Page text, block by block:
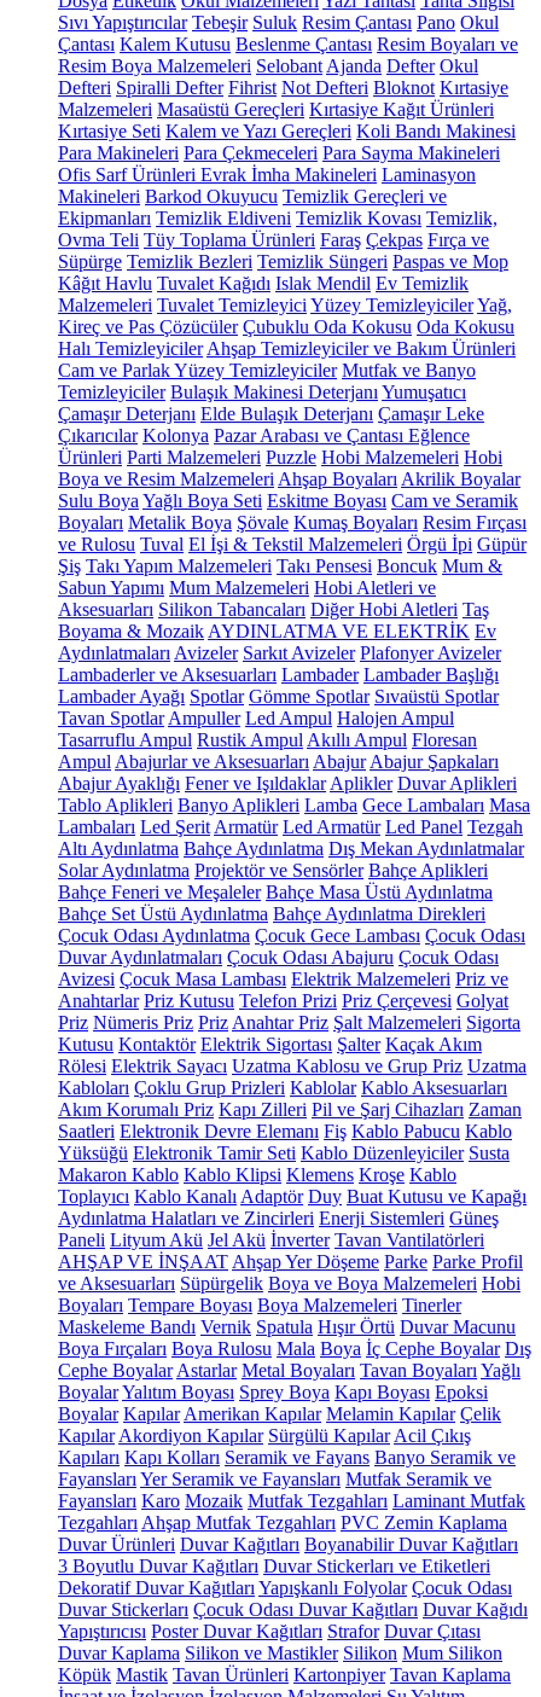
Sıvı Yapıştırıcılar Tebeşir Suluk Resim Çantası Pano Okul
Çantası Kalem Kutusu Beslenme Çantası Resim Boyaları ve
Resim Boya Malzemeleri Selobant Ajanda Defter Okul
Defteri Spiralli Defter Fihrist Not Defteri Bloknot Kırtasiye
Malzemeleri Masaüstü Gereçleri Kırtasiye Kağıt Ürünleri
Kırtasiye Seti Kalem ve Yazı Gereçleri Koli Bandı Makinesi
Para Makineleri Para Çekmeceleri Para Sayma Makineleri
Ofis Sarf Ürünleri Evrak İmha Makineleri Laminasyon
Makineleri Barkod Okuyucu Temizlik Gereçleri ve
Ekipmanları Temizlik Eldiveni Temizlik Kovası Temizlik,
Ovma Teli Tüy Toplama Ürünleri Faraş Çekpas Fırça ve
Süpürge Temizlik Bezleri Temizlik Süngeri Paspas ve Mop
Kâğıt Havlu Tuvalet Kağıdı Islak Mendil Ev Temizlik
Malzemeleri Tuvalet Temizleyici Yüzey TemizleyicilerYağ,
Kireç ve Pas Çözücüler Çubuklu Oda Kokusu Oda Kokusu
Halı Temizleyiciler Ahşap Temizleyiciler ve Bakım Ürünleri
Cam ve Parlak Yüzey Temizleyiciler Mutfak ve Banyo
Temizleyiciler Bulaşık Makinesi Deterjanı Yumuşatıcı
Çamaşır Deterjanı Elde Bulaşık Deterjanı Çamaşır Leke
Çıkarıcılar Kolonya Pazar Arabası ve Çantası Eğlence
Ürünleri Parti Malzemeleri Puzzle Hobi Malzemeleri Hobi
Boya ve Resim Malzemeleri Ahşap Boyaları Akrilik Boyalar
Sulu Boya Yağlı Boya Seti Eskitme Boyası Cam ve Seramik
Boyaları Metalik Boya Şövale Kumaş Boyaları Resim Fırçası
ve Rulosu Tuval El İşi & Tekstil Malzemeleri Örgü İpi Güpür
Şiş Takı Yapım Malzemeleri Takı Pensesi Boncuk Mum &
Sabun Yapımı Mum Malzemeleri Hobi Aletleri ve
Aksesuarları Silikon Tabancaları Diğer Hobi Aletleri Taş
Boyama & Mozaik AYDINLATMA VE ELEKTRİK Ev
Aydınlatmaları Avizeler Sarkıt Avizeler Plafonyer Avizeler
Lambaderler ve Aksesuarları Lambader Lambader Başlığı
Lambader Ayağı Spotlar Gömme Spotlar Sıvaüstü Spotlar
Tavan Spotlar Ampuller Led Ampul Halojen Ampul
Tasarruflu Ampul Rustik Ampul Akıllı Ampul Floresan
Ampul Abajurlar ve Aksesuarları Abajur Abajur Şapkaları
Abajur Ayaklığı Fener ve Işıldaklar Aplikler Duvar Aplikleri
Tablo Aplikleri Banyo Aplikleri Lamba Gece Lambaları Masa
Lambaları Led Şerit Armatür Led Armatür Led Panel Tezgah
Altı Aydınlatma Bahçe Aydınlatma Dış Mekan Aydınlatmalar
Solar Aydınlatma Projektör ve Sensörler Bahçe Aplikleri
Bahçe Feneri ve Meşaleler Bahçe Masa Üstü Aydınlatma
Bahçe Set Üstü Aydınlatma Bahçe Aydınlatma Direkleri
Çocuk Odası Aydınlatma Çocuk Gece Lambası Çocuk Odası
Duvar Aydınlatmaları Çocuk Odası Abajuru Çocuk Odası
Avizesi Çocuk Masa Lambası Elektrik Malzemeleri Priz ve
Anahtarlar Priz Kutusu Telefon Prizi Priz Çerçevesi Golyat
Priz Nümeris Priz Priz Anahtar Priz Şalt Malzemeleri Sigorta
Kutusu Kontaktör Elektrik Sigortası Şalter Kaçak Akım
Rölesi Elektrik Sayacı Uzatma Kablosu ve Grup Priz Uzatma
Kabloları Çoklu Grup Prizleri Kablolar Kablo Aksesuarları
Akım Korumalı Priz Kapı Zilleri Pil ve Şarj Cihazları Zaman
Saatleri Elektronik Devre Elemanı Fiş Kablo Pabucu Kablo
Yüksüğü Elektronik Tamir Seti Kablo Düzenleyiciler Susta
Makaron Kablo Kablo Klipsi Klemens Kroşe Kablo
Toplayıcı Kablo Kanalı Adaptör Duy Buat Kutusu ve Kapağı
Aydınlatma Halatları ve Zincirleri Enerji Sistemleri Güneş
Paneli Lityum Akü Jel Akü İnverter Tavan Vantilatörleri
AHŞAP VE İNŞAAT Ahşap Yer Döşeme Parke Parke Profil
ve Aksesuarları Süpürgelik Boya ve Boya Malzemeleri Hobi
Boyaları Tempare Boyası Boya Malzemeleri Tinerler
Maskeleme Bandı Vernik Spatula Hışır Örtü Duvar Macunu
Boya Fırçaları Boya Rulosu Mala Boya İç Cephe Boyalar Dış
Cephe Boyalar Astarlar Metal Boyaları Tavan Boyaları Yağlı
BoyalarYalıtım Boyası Sprey Boya Kapı Boyası Epoksi
Boyalar Kapılar Amerikan Kapılar Melamin Kapılar Çelik
Kapılar Akordiyon Kapılar Sürgülü Kapılar Acil Çıkış
Kapıları Kapı Kolları Seramik ve Fayans Banyo Seramik ve
Fayansları Yer Seramik ve Fayansları Mutfak Seramik ve
Fayansları Karo Mozaik Mutfak Tezgahları Laminant Mutfak
Tezgahları Ahşap Mutfak Tezgahları PVC Zemin Kaplama
Duvar Ürünleri Duvar Kağıtları Boyanabilir Duvar Kağıtları
3 Boyutlu Duvar Kağıtları Duvar Stickerları ve Etiketleri
Dekoratif Duvar Kağıtları Yapışkanlı Folyolar Çocuk Odası
Duvar Stickerları Çocuk Odası Duvar Kağıtları Duvar Kağıdı
Yapıştırıcısı Poster Duvar Kağıtları Strafor Duvar Çıtası
Duvar Kaplama Silikon ve Mastikler Silikon Mum Silikon
Köpük Mastik Tavan Ürünleri Kartonpiyer Tavan Kaplama